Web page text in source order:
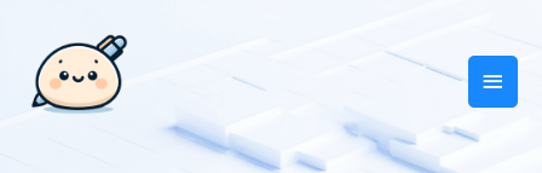
菜
单